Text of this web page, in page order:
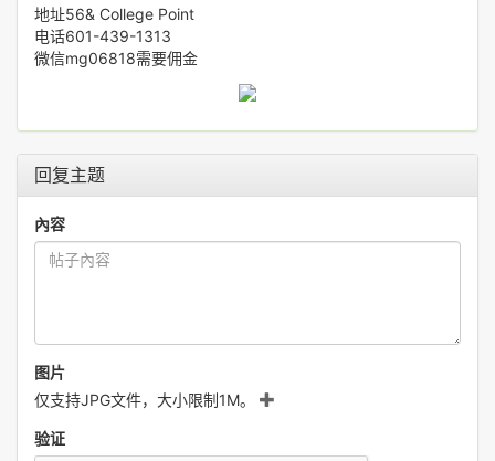
地址56& College Point
电话601-439-1313
微信mg06818需要佣金
回复主题
內容
图片
仅支持JPG文件，大小限制1M。
验证